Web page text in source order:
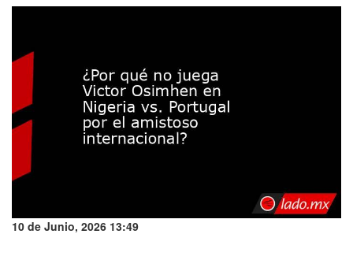
10 de Junio, 2026 13:49